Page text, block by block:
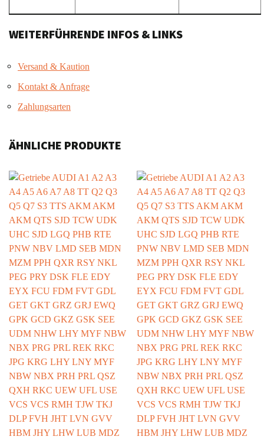
WEITERFÜHRENDE INFOS & LINKS
Versand & Kaution
Kontakt & Anfrage
Zahlungsarten
ÄHNLICHE PRODUKTE